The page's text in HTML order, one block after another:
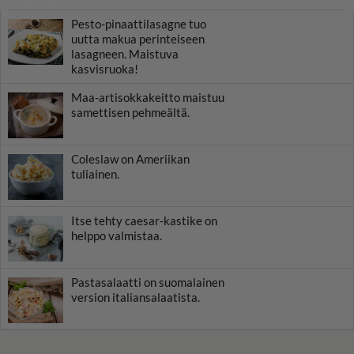
Pesto-pinaattilasagne tuo
uutta makua perinteiseen
lasagneen. Maistuva
kasvisruoka!
Maa-artisokkakeitto maistuu
samettisen pehmeältä.
Coleslaw on Ameriikan
tuliainen.
Itse tehty caesar-kastike on
helppo valmistaa.
Pastasalaatti on suomalainen
version italiansalaatista.